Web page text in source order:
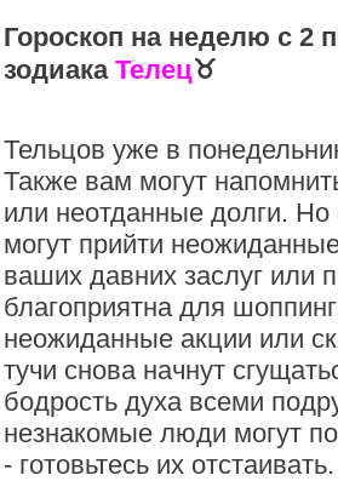
Гороскоп на неделю с 2
зодиака Телец♉️
Тельцов уже в
Также вам могут
или неотданные долги.
могут прийти
ваших давних заслуг или
благоприятна для
неожиданные акции или
тучи снова начнут
бодрость духа всеми
незнакомые люди могут
- готовьтесь их отстаивать.